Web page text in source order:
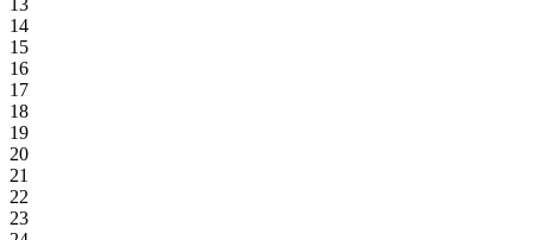
13
14
15
16
17
18
19
20
21
22
23